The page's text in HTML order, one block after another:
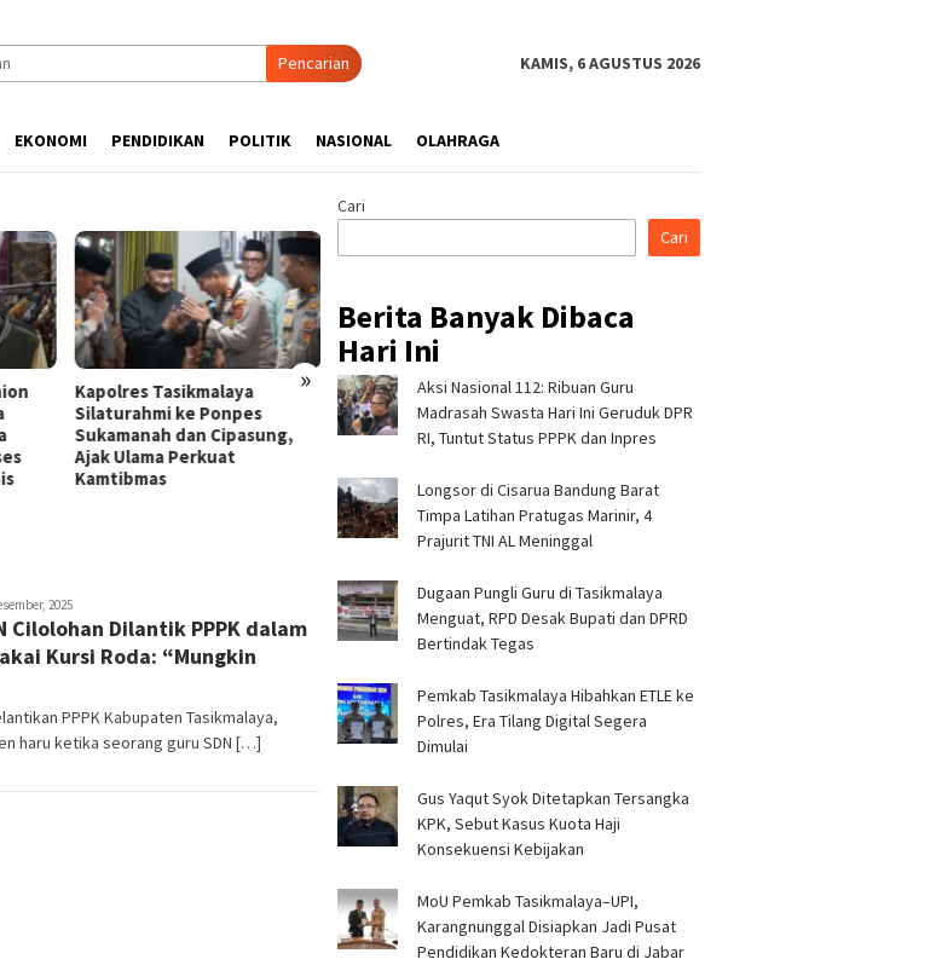
Pencarian KAMIS, 6 AGUSTUS 2026
EKONOMI PENDIDIKAN POLITIK NASIONAL OLAHRAGA
»
Kapolres Tasikmalaya
Silaturahmi ke Ponpes
Sukamanah dan Cipasung,
Ajak Ulama Perkuat
Kamtibmas
Pertamina Patra Niaga RJBB
Tampilkan Inovasi Tukar
Jerami kepada Staf Khusus
Pertamina Patra Niaga
Tindak Tegas Pelanggaran
Prosedur Penyaluran BBM di
2025
Cilolohan Dilantik PPPK dalam
Kursi Roda: “Mungkin
PPPK Kabupaten Tasikmalaya,
haru ketika seorang guru SDN […]
Cari
Cari
Berita Banyak Dibaca
Hari Ini
Aksi Nasional 112: Ribuan Guru
Madrasah Swasta Hari Ini Geruduk DPR
RI, Tuntut Status PPPK dan Inpres
Longsor di Cisarua Bandung Barat
Timpa Latihan Pra­tugas Marinir, 4
Prajurit TNI AL Meninggal
Dugaan Pungli Guru di Tasikmalaya
Menguat, RPD Desak Bupati dan DPRD
Bertindak Tegas
Pemkab Tasikmalaya Hibahkan ETLE ke
Polres, Era Tilang Digital Segera
Dimulai
Gus Yaqut Syok Ditetapkan Tersangka
KPK, Sebut Kasus Kuota Haji
Konsekuensi Kebijakan
MoU Pemkab Tasikmalaya–UPI,
Karangnunggal Disiapkan Jadi Pusat
Pendidikan Kedokteran Baru di Jabar